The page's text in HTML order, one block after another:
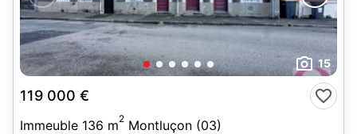
15
119 000 €
Immeuble 136 m2 Montluçon (03)